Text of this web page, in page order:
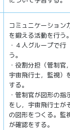
コミュニケーション
を鍛える活動を行う。
・４人グループで行
う。
・役割分担（管制官，
宇宙飛行士，監視）
する。
・管制官が図形の指
をし，宇宙飛行士が
の図形をつくる。監
が確認をする。